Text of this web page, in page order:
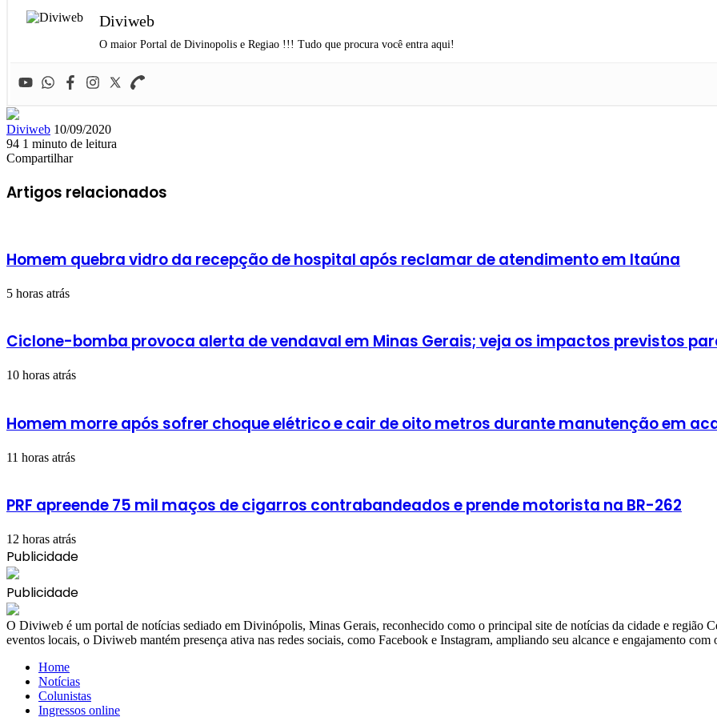
Diviweb
O maior Portal de Divinopolis e Regiao !!! Tudo que procura você entra aqui!
Diviweb Mande
um
e-
10/09/2020
94 1 minuto de leitura
Facebook
X
Linkedin
Skype
Messenger
Messenger
WhatsApp
Telegram
Compartilhar
via
e-
Artigos relacionados
Homem quebra vidro da recepção de hospital após reclamar de atendimento em Itaúna
5 horas atrás
Ciclone-bomba provoca alerta de vendaval em Minas Gerais; veja os impactos previstos
10 horas atrás
Homem morre após sofrer choque elétrico e cair de oito metros durante manutenção em
11 horas atrás
PRF apreende 75 mil maços de cigarros contrabandeados e prende motorista na BR-262
12 horas atrás
Publicidade
Publicidade
​O Diviweb é um portal de notícias sediado em Divinópolis, Minas Gerais, reconhecido como o principal site de notícias da cidade e região
eventos locais, o Diviweb mantém presença ativa nas redes sociais, como Facebook e Instagram, ampliando seu alcance e engajamento com
Home
Notícias
Colunistas
Ingressos online